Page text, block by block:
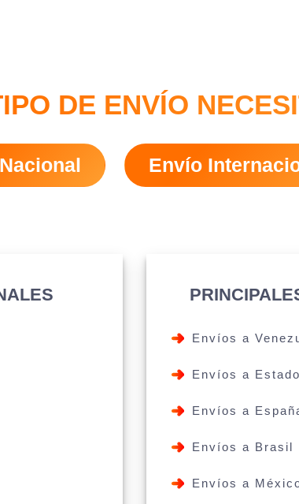
DE ENVÍO
Envío
Envíos a
Envíos a
Envíos a
Envíos a Brasil
Envíos a